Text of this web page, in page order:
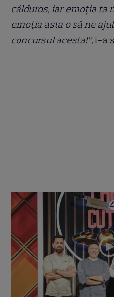
călduros, iar emoția ta
emoția asta o să ne
concursul acesta!”, i-a